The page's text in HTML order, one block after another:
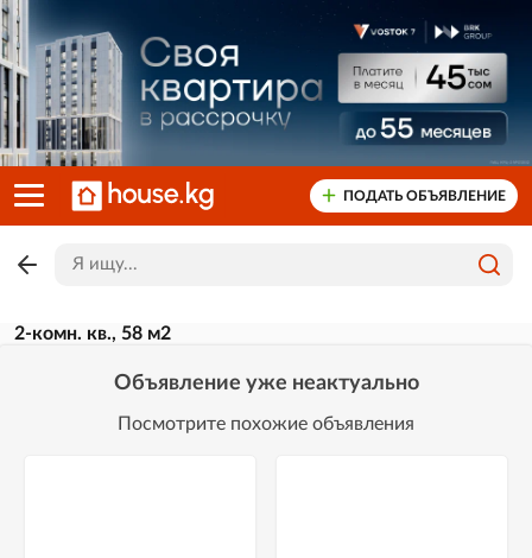
ПОДАТЬ ОБЪЯВЛЕНИЕ
2-комн. кв., 58 м2
Объявление уже неактуально
Посмотрите похожие объявления